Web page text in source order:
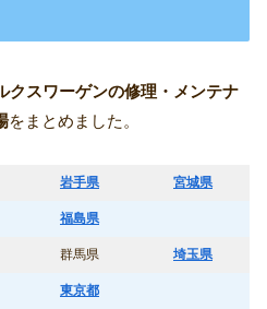
クスワーゲンの修理・メンテナ
をまとめました。
岩手県 宮城県
福島県
群馬県 埼玉県
東京都